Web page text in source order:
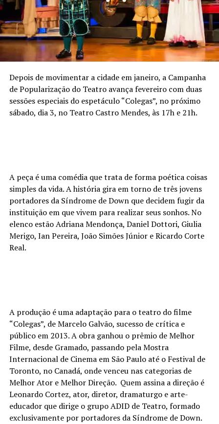
Depois de movimentar a cidade em janeiro, a Campanha
de Popularização do Teatro avança fevereiro com duas
sessões especiais do espetáculo “Colegas”, no próximo
sábado, dia 3, no Teatro Castro Mendes, às 17h e 21h.
A peça é uma comédia que trata de forma poética coisas
simples da vida. A história gira em torno de três jovens
portadores da Síndrome de Down que decidem fugir da
instituição em que vivem para realizar seus sonhos. No
elenco estão Adriana Mendonça, Daniel Dottori, Giulia
Merigo, Ian Pereira, João Simões Júnior e Ricardo Corte
Real.
A produção é uma adaptação para o teatro do filme
“Colegas”, de Marcelo Galvão, sucesso de crítica e
público em 2013. A obra ganhou o prêmio de Melhor
Filme, desde Gramado, passando pela Mostra
Internacional de Cinema em São Paulo até o Festival de
Toronto, no Canadá, onde venceu nas categorias de
Melhor Ator e Melhor Direção. Quem assina a direção é
Leonardo Cortez, ator, diretor, dramaturgo e arte-
educador que dirige o grupo ADID de Teatro, formado
exclusivamente por portadores da Síndrome de Down.